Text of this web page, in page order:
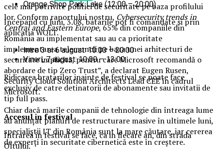
cele mai potrivite politici de securitate pe baza profilului
lor. Conform raportului nostru, Cybersecurity trends in
Central and Eastern Europe, 65% din companiile din
România au implementat sau au ca prioritate
implementarea telemuncii pe baza unei arhitecturi de
securitate implicită, pentru care Microsoft recomandă o
abordare de tip Zero Trust”, a declarat Eugen Rusen,
Security Cloud Solution Architects Lead CEE în cadrul
Microsoft.
Chiar dacă marile companii de tehnologie din întreaga lume
au anunțat planuri de restructurare masive în ultimele luni,
specialiștii IT din România sunt la mare căutare, iar cererea
de experți în securitate cibernetică este în creștere.
Orange Shop Park Lake (12:00 – 20:00)
Incepand cu luni, 3.08, batarile pot fi comandate si prin
aplicatia WOLT.
Intre 3 si 6 august: 10:00 – 20:00
Vineri, 7 august: 10:00 – 13:00
Ridicarea bratarilor inainte de festival se poate face
exclusiv de catre detinatorii de abonamente sau invitatii de
tip full pass.
Accesul in festival
Intrarea in festival se face, ca in fiecare an, din strada
Oltului.